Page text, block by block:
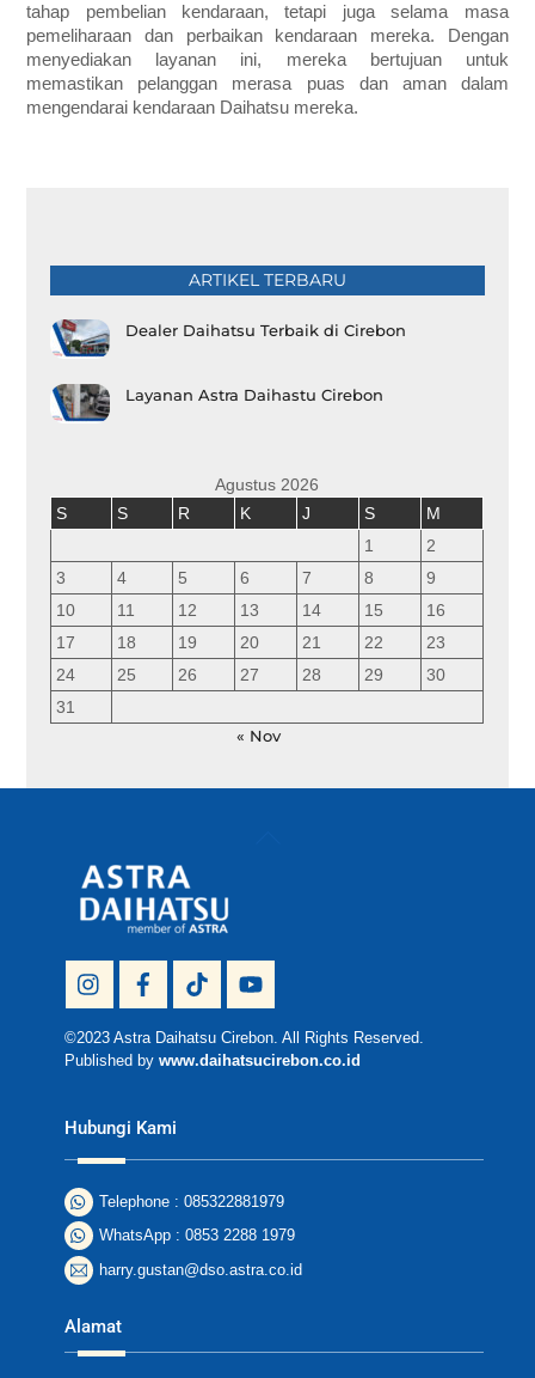
tahap pembelian kendaraan, tetapi juga selama masa
pemeliharaan dan perbaikan kendaraan mereka. Dengan
menyediakan layanan ini, mereka bertujuan untuk
memastikan pelanggan merasa puas dan aman dalam
mengendarai kendaraan Daihatsu mereka.
ARTIKEL TERBARU
Dealer Daihatsu Terbaik di Cirebon
Layanan Astra Daihastu Cirebon
Agustus 2026
S
S R K J S
M
1
2
3
4 5 6 7 8
9
10
11 12 13 14 15
16
17
18 19 20 21 22
23
24
25 26 27 28 29
30
31
« Nov
Icon
label
Icon
label
Icon
label
Icon
label
©2023 Astra Daihatsu Cirebon. All Rights Reserved.
Published by www.daihatsucirebon.co.id
Hubungi Kami
Telephone : 085322881979
WhatsApp : 0853 2288 1979
harry.gustan@dso.astra.co.id
Alamat